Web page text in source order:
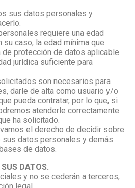
sus datos personales y
requiere una edad
su caso, la edad mínima que
protección de datos aplicable
jurídica suficiente para
son necesarios para
darle de alta como usuario y/o
pueda contratar, por lo que, si
atenderle correctamente
ha solicitado.
el derecho de decidir sobre
sus datos personales y demás
de datos.
DATOS.
y no se cederán a terceros,